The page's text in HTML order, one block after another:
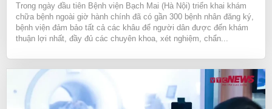
Trong ngày đầu tiên Bệnh viện Bạch Mai (Hà Nội) triển khai khám
chữa bệnh ngoài giờ hành chính đã có gần 300 bệnh nhân đăng ký,
bệnh viện đảm bảo tất cả các khâu để người dân được đến khám
thuận lợi nhất, đầy đủ các chuyên khoa, xét nghiệm, chẩn...